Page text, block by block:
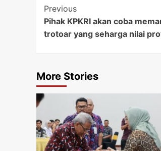
Post
Navigation
Previous
Pihak KPKRI akan coba
trotoar yang seharga nilai
More Stories